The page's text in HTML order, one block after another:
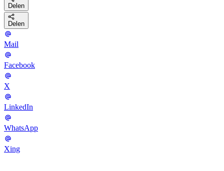
Delen
Delen
Mail
Facebook
X
LinkedIn
WhatsApp
Xing